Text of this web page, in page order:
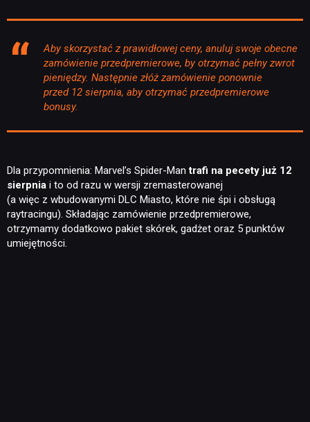
Aby skorzystać z prawidłowej ceny, anuluj swoje obecne
zamówienie przedpremierowe, by otrzymać pełny zwrot
pieniędzy. Następnie złóż zamówienie ponownie
przed 12 sierpnia, aby otrzymać przedpremierowe
bonusy.
Dla przypomnienia: Marvel’s Spider-Mantrafi na pecety już 12
sierpnia i to od razu w wersji zremasterowanej
(a więc z wbudowanymi DLC Miasto, które nie śpi i obsługą
raytracingu). Składając zamówienie przedpremierowe,
otrzymamy dodatkowo pakiet skórek, gadżet oraz 5 punktów
umiejętności.